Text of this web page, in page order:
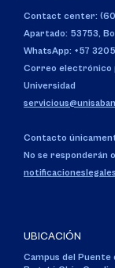
Contact center:
Apartado: 53753,
WhatsApp: +57
Correo electrónico
Universidad
Contacto
No se responderán
UBICACIÓN
Campus del Puente